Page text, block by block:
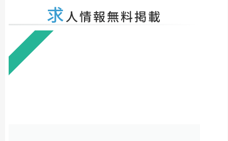
求人情報無料掲載
無料掲載